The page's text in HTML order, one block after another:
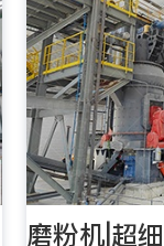
磨粉机|超